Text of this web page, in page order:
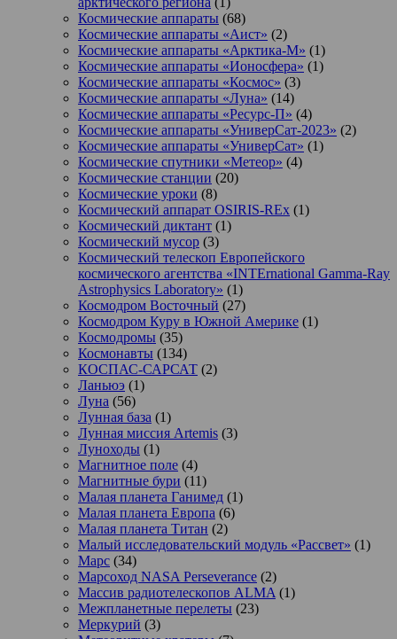
Космические аппараты (68)
Космические аппараты «Аист» (2)
Космические аппараты «Арктика-М» (1)
Космические аппараты «Ионосфера» (1)
Космические аппараты «Космос» (3)
Космические аппараты «Луна» (14)
Космические аппараты «Ресурс-П» (4)
Космические аппараты «УниверСат-2023» (2)
Космические аппараты «УниверСат» (1)
Космические спутники «Метеор» (4)
Космические станции (20)
Космические уроки (8)
Космический аппарат OSIRIS-REx (1)
Космический диктант (1)
Космический мусор (3)
Космический телескоп Европейского
космического агентства «INTErnational Gamma-Ray
Astrophysics Laboratory» (1)
Космодром Восточный (27)
Космодром Куру в Южной Америке (1)
Космодромы (35)
Космонавты (134)
КОСПАС-САРСАТ (2)
Ланьюэ (1)
Луна (56)
Лунная база (1)
Лунная миссия Artemis (3)
Луноходы (1)
Магнитное поле (4)
Магнитные бури (11)
Малая планета Ганимед (1)
Малая планета Европа (6)
Малая планета Титан (2)
Малый исследовательский модуль «Рассвет» (1)
Марс (34)
Марсоход NASA Perseverance (2)
Массив радиотелескопов ALMA (1)
Межпланетные перелеты (23)
Меркурий (3)